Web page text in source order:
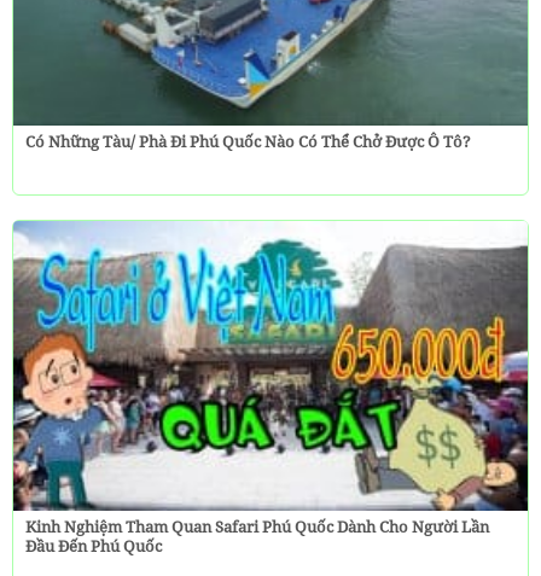
Có Những Tàu/ Phà Đi Phú Quốc Nào Có Thể Chở Được Ô Tô?
Kinh Nghiệm Tham Quan Safari Phú Quốc Dành Cho Người Lần
Đầu Đến Phú Quốc